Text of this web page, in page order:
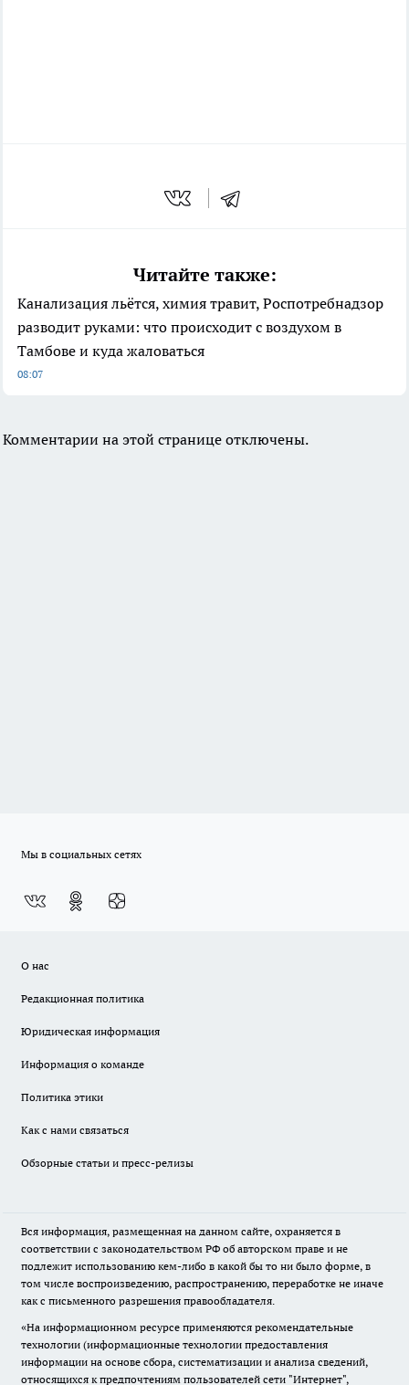
Читайте также:
Канализация льётся, химия травит, Роспотребнадзор
разводит руками: что происходит с воздухом в
Тамбове и куда жаловаться
08:07
Комментарии на этой странице отключены.
Мы в социальных сетях
О нас
Редакционная политика
Юридическая информация
Информация о команде
Политика этики
Как с нами связаться
Обзорные статьи и пресс-релизы
Вся информация, размещенная на данном сайте, охраняется в
соответствии с законодательством РФ об авторском праве и не
подлежит использованию кем-либо в какой бы то ни было форме, в
том числе воспроизведению, распространению, переработке не иначе
как с письменного разрешения правообладателя.
«На информационном ресурсе применяются рекомендательные
технологии (информационные технологии предоставления
информации на основе сбора, систематизации и анализа сведений,
относящихся к предпочтениям пользователей сети "Интернет",